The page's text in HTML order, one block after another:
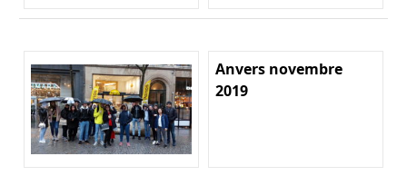
Anvers novembre
2019